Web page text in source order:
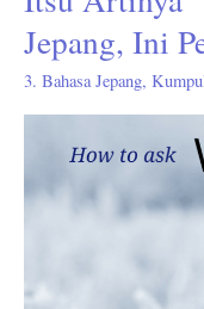
Jepang, Ini
3. Bahasa Jepang,
“Kapan”
dalam
Bahasa
Jepang,
Penjelasannya